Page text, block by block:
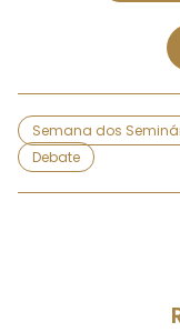
Semana dos
Debate